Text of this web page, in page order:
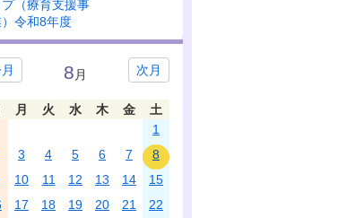
プ（療育支援事
令和8年度
次月
8 月
月 火 水 木 金
土
1
3 4 5 6 7
8
10 11 12 13 14
15
17 18 19 20 21
22